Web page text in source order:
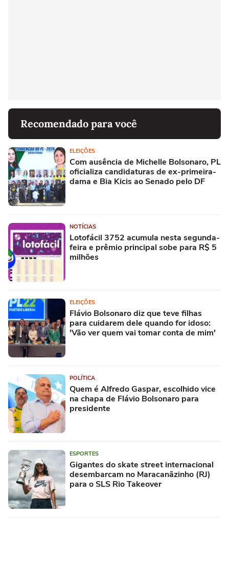
Recomendado para você
ELEIÇÕES
Com ausência de Michelle Bolsonaro, PL
oficializa candidaturas de ex-primeira-
dama e Bia Kicis ao Senado pelo DF
NOTÍCIAS
Lotofácil 3752 acumula nesta segunda-
feira e prêmio principal sobe para R$ 5
milhões
ELEIÇÕES
Flávio Bolsonaro diz que teve filhas
para cuidarem dele quando for idoso:
'Vão ver quem vai tomar conta de mim'
POLÍTICA
Quem é Alfredo Gaspar, escolhido vice
na chapa de Flávio Bolsonaro para
presidente
ESPORTES
Gigantes do skate street internacional
desembarcam no Maracanãzinho (RJ)
para o SLS Rio Takeover